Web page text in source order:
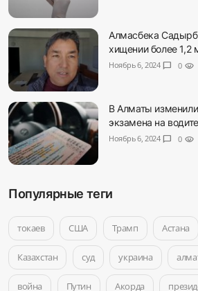
Алмасбека
хищении более 1,2
Ноябрь 6, 2024 chat_bubble 0 visibility
В Алматы
экзамена на
Ноябрь 6, 2024 chat_bubble 0 visibility
Популярные теги
токаев США Трамп Астана
Казахстан суд украина
война Путин Акорда